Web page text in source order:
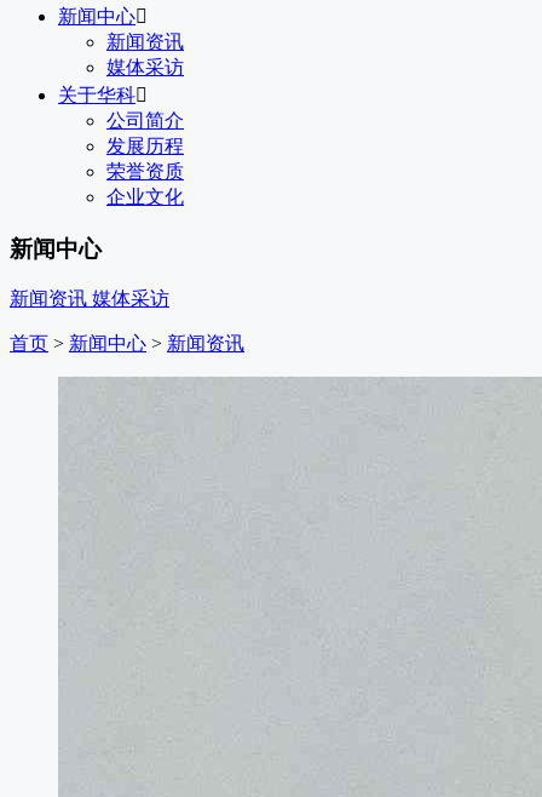
新闻中心
新闻资讯
媒体采访
关于华科
公司简介
发展历程
荣誉资质
企业文化
新闻中心
新闻资讯 媒体采访
首页 > 新闻中心 > 新闻资讯